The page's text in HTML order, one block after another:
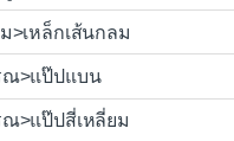
>เหล็กเส้นกลม
ณ>แป๊ปแบน
ณ>แป๊ปสี่เหลี่ยม